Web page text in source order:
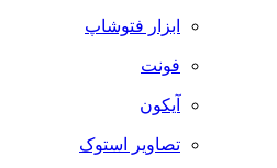
ابزار فتوشاپ
فونت
آیکون
تصاویر استوک